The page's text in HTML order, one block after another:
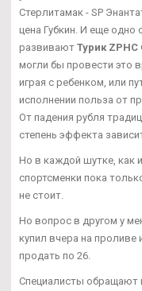
Стерлитамак - SP
цена Губкин. И еще одно
развивают Турик ZPHC
могли бы провести это
играя с ребенком, или
исполнении польза от
От падения рубля
степень эффекта
Но в каждой шутке, как
спортсменки пока
не стоит.
Но вопрос в другом у
купил вчера на проливе
продать по 26.
Специалисты обращают